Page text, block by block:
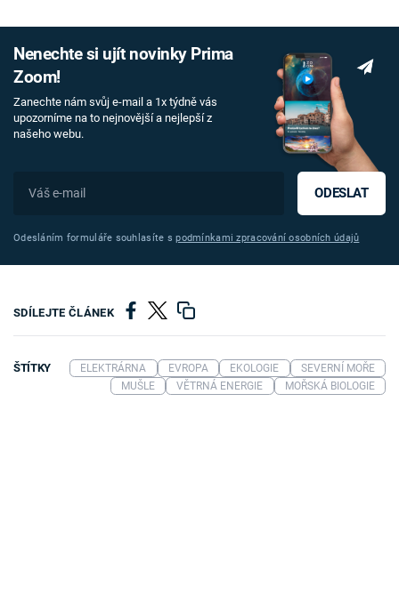
Nenechte si ujít novinky Prima
Zoom!
Zanechte nám svůj e-mail a 1x týdně vás
upozorníme na to nejnovější a nejlepší z
našeho webu.
ODESLAT
Odesláním formuláře souhlasíte spodmínkami zpracování osobních údajů
SDÍLEJTE ČLÁNEK
ŠTÍTKY ELEKTRÁRNA EVROPA EKOLOGIE
SEVERNÍ MOŘE
MUŠLE
VĚTRNÁ ENERGIE MOŘSKÁ BIOLOGIE